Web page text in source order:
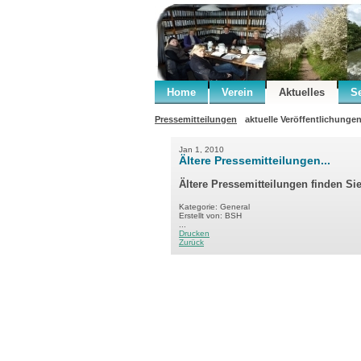
Home Verein Aktuelles
Pressemitteilungen aktuelle Veröffentlichungen
Jan 1, 2010
Ältere Pressemitteilungen...
Ältere Pressemitteilungen finden Sie
Kategorie: General
Erstellt von: BSH
Drucken
Zurück